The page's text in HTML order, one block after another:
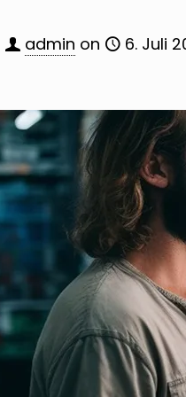
admin on 6. Juli